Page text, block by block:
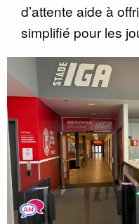
d’attente aide à
simplifié pour les